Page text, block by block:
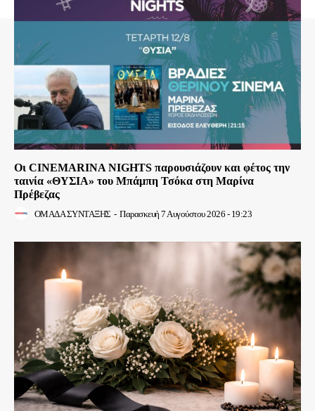
Οι CINEMARINA NIGHTS παρουσιάζουν και φέτος την
ταινία «ΘΥΣΙΑ» του Μπάμπη Τσόκα στη Μαρίνα
Πρέβεζας
ΟΜΑΔΑ ΣΥΝΤΑΞΗΣ - Παρασκευή 7 Αυγούστου 2026 - 19:23